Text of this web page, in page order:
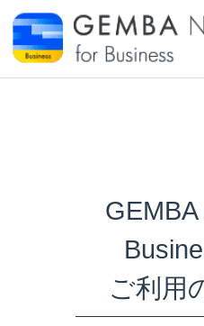
法人版Home
ご利用